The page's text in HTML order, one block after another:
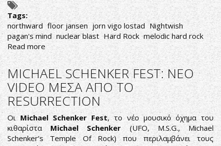
Tags:
northward floor jansen jorn vigo lostad Nightwish
pagan's mind nuclear blast Hard Rock melodic hard rock
Read more about
NORTHWARD:
TRAILER
ΚΑΙ
VIDEOCLIP
ΑΠΟ
ΤΟ
ΝΤΕΜΠΟΥΤΟ
ΤΟΥΣ
MICHAEL SCHENKER FEST: ΝΕΟ
VIDEO ΜΕΣΑ ΑΠΟ ΤΟ
RESURRECTION
Οι Michael Schenker Fest, το νέο μουσικό όχημα του
κιθαρίστα Michael Schenker (UFO, M.S.G., Michael
Schenker’s Temple Of Rock) που περιλαμβάνει τους